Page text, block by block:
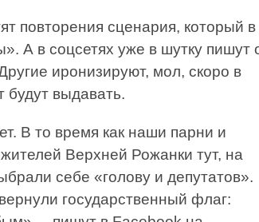
повторения сценария, который в
А в соцсетях уже в шутку пишут
иронизируют, мол, скоро в
будут выдавать.
В то время как наши парни и
Верхней Рожанки тут, на
себе «голову и депутатов».
государственный флаг: